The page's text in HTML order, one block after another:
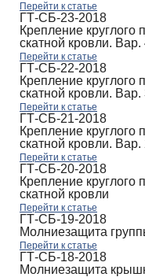
Перейти к статье
ГТ-СБ-23-2018
Крепление круглого
скатной кровли. Вар.
Перейти к статье
ГТ-СБ-22-2018
Крепление круглого
скатной кровли. Вар.
Перейти к статье
ГТ-СБ-21-2018
Крепление круглого
скатной кровли. Вар.
Перейти к статье
ГТ-СБ-20-2018
Крепление круглого
скатной кровли
Перейти к статье
ГТ-СБ-19-2018
Молниезащита
Перейти к статье
ГТ-СБ-18-2018
Молниезащита